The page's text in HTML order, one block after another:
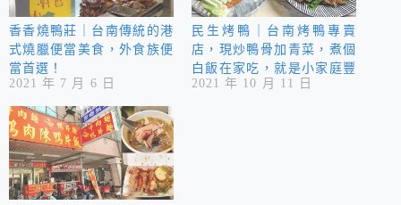
香香燒鴨莊｜台南傳統的港
式燒臘便當美食，外食族便
當首選！
2021 年 7 月 6 日
民生烤鴨｜台南烤鴨專賣
店，現炒鴨骨加青菜，煮個
白飯在家吃，就是小家庭豐
盛的一餐！
2021 年 10 月 11 日